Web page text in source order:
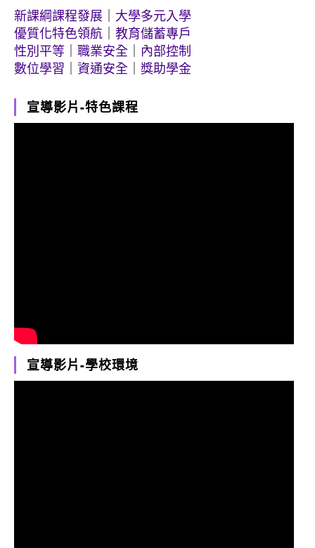
新課綱課程發展
大學多元入學
優質化特色領航
教育儲蓄專戶
性別平等
職業安全
內部控制
數位學習
資通安全 獎助學金
宣導影片-特色課程
宣導影片-學校環境